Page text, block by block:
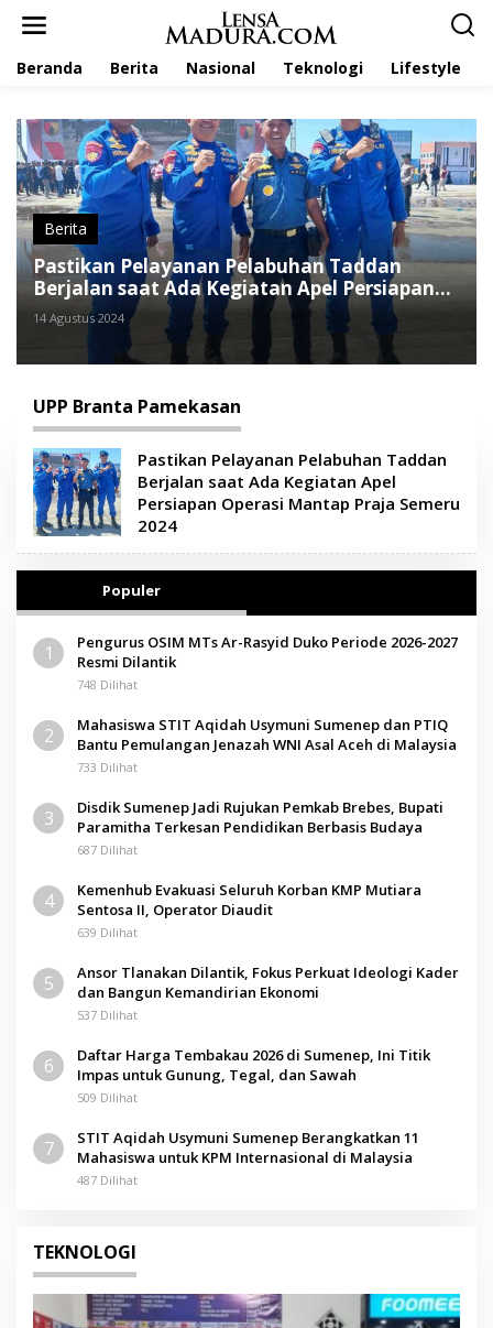
Beranda Berita Nasional Teknologi Lifestyle
Berita
Pastikan Pelayanan Pelabuhan Taddan
Berjalan saat Ada Kegiatan Apel Persiapan
Operasi Mantap Praja Semeru 2024
14 Agustus 2024
UPP Branta Pamekasan
Pastikan Pelayanan Pelabuhan Taddan
Berjalan saat Ada Kegiatan Apel
Persiapan Operasi Mantap Praja Semeru
2024
Populer
1
Pengurus OSIM MTs Ar-Rasyid Duko Periode 2026-2027
Resmi Dilantik
748 Dilihat
2
Mahasiswa STIT Aqidah Usymuni Sumenep dan PTIQ
Bantu Pemulangan Jenazah WNI Asal Aceh di Malaysia
733 Dilihat
3
Disdik Sumenep Jadi Rujukan Pemkab Brebes, Bupati
Paramitha Terkesan Pendidikan Berbasis Budaya
687 Dilihat
4
Kemenhub Evakuasi Seluruh Korban KMP Mutiara
Sentosa II, Operator Diaudit
639 Dilihat
5
Ansor Tlanakan Dilantik, Fokus Perkuat Ideologi Kader
dan Bangun Kemandirian Ekonomi
537 Dilihat
6
Daftar Harga Tembakau 2026 di Sumenep, Ini Titik
Impas untuk Gunung, Tegal, dan Sawah
509 Dilihat
7
STIT Aqidah Usymuni Sumenep Berangkatkan 11
Mahasiswa untuk KPM Internasional di Malaysia
487 Dilihat
TEKNOLOGI